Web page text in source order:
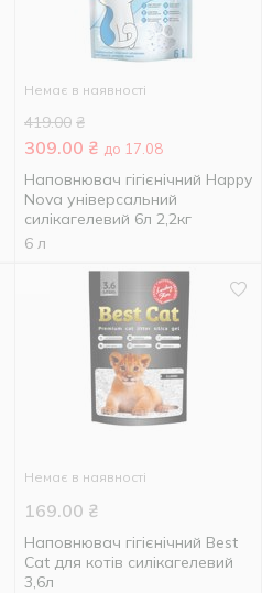
Немає в наявності
419.00 ₴
309.00 ₴ до 17.08
Наповнювач гігієнічний Happy
Nova універсальний
силікагелевий 6л 2,2кг
6 л
Немає в наявності
169.00 ₴
Наповнювач гігієнічний Best
Cat для котів cилікагелевий
3,6л